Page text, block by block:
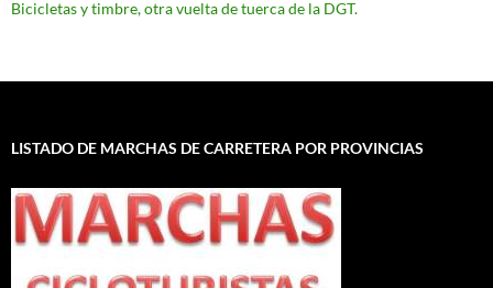
Bicicletas y timbre, otra vuelta de tuerca de la DGT.
LISTADO DE MARCHAS DE CARRETERA POR PROVINCIAS